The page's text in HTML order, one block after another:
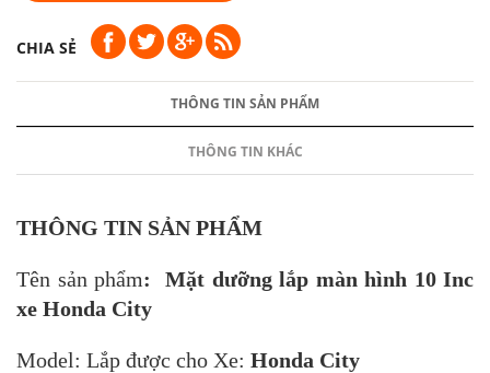
CHIA SẺ
THÔNG TIN SẢN PHẨM
THÔNG TIN KHÁC
THÔNG TIN SẢN PHẨM
Tên sản phẩm: Mặt dưỡng lắp màn hình 10 Inc
xe Honda City
Model: Lắp được cho Xe: Honda City